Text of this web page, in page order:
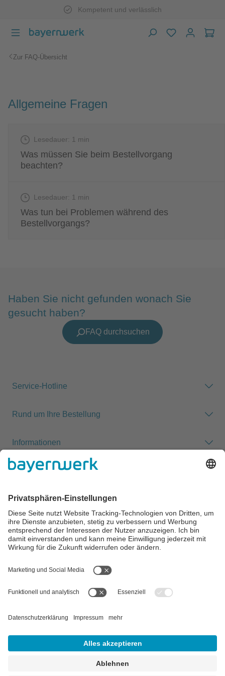
Zum Hauptinhalt springenKompetent und verlässlich
Zur FAQ-Übersicht
Allgemeine Fragen
Lesedauer: 1 min
Was müssen Sie beim Bestellvorgang
beachten?
Lesedauer: 1 min
Was tun bei Problemen während des
Bestellvorgangs?
Haben Sie nicht gefunden wonach Sie
gesucht haben?
FAQ durchsuchen
Service-Hotline
Rund um Ihre Bestellung
Informationen
Zahlung & Versand
Impressum AGB
Datenschutz
Cookie-Einstellungen
Alle Preise inkl. gesetzl. Mehrwertsteuer zzgl.
** Der Verkauf unterliegt der Differenzbesteuerung gem. § 25a
Ausweis der Umsatzsteuer für gebrauchte oder
## Gemäß § 12 Abs. 3 UStG reduziert sich die MwSt. auf 0% bei
Informationen